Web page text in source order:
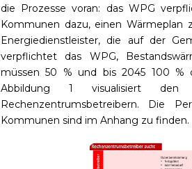
die Prozesse voran: das WPG
Kommunen dazu, einen Wärmeplan
Energiedienstleister, die auf der
verpflichtet das WPG,
müssen 50 % und bis 2045 100 %
Abbildung 1 visualisiert
Rechenzentrumsbetreibern. Die
Kommunen sind im Anhang zu finden.